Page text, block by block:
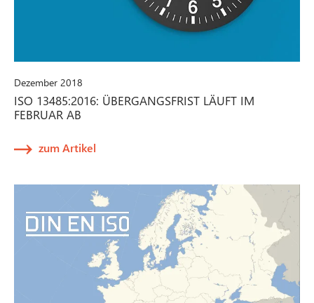
Dezember 2018
ISO 13485:2016: ÜBERGANGSFRIST LÄUFT IM
FEBRUAR AB
zum Artikel